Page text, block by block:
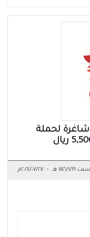
لحملة
١٤٤٦/١/١٩ هـ - ٢٠٢٤/٠٧/٢٧م